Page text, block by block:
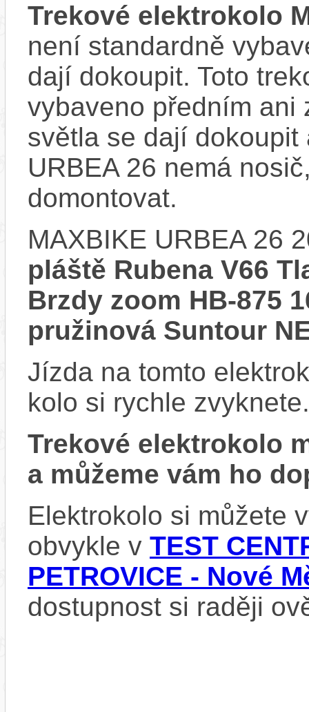
Trekové elektrokolo
není standardně
dají dokoupit. Toto
vybaveno předním ani
světla se dají dokoupit
URBEA 26 nemá
domontovat.
MAXBIKE URBEA 26
pláště Rubena V66
Brzdy zoom HB-875
pružinová Suntour
Jízda na tomto
kolo si rychle zvyknete.
Trekové elektrokolo
a můžeme vám ho
Elektrokolo si můžete
obvykle v TEST
PETROVICE - Nové
dostupnost si raději